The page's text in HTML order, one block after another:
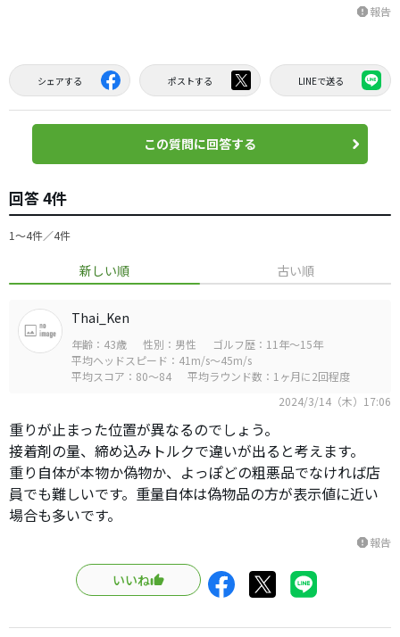
report報告
シェアする ポストする LINEで送る
この質問に回答する
回答 4件
1〜4件／4件
新しい順 古い順
Thai_Ken
年齢：43歳 性別：男性
ゴルフ歴：11年～15年
平均ヘッドスピード：41m/s～45m/s
平均スコア：80～84
平均ラウンド数：1ヶ月に2回程度
2024/3/14（木）17:06
重りが止まった位置が異なるのでしょう。
接着剤の量、締め込みトルクで違いが出ると考えます。
重り自体が本物か偽物か、よっぽどの粗悪品でなければ店
員でも難しいです。重量自体は偽物品の方が表示値に近い
場合も多いです。
report報告
いいね